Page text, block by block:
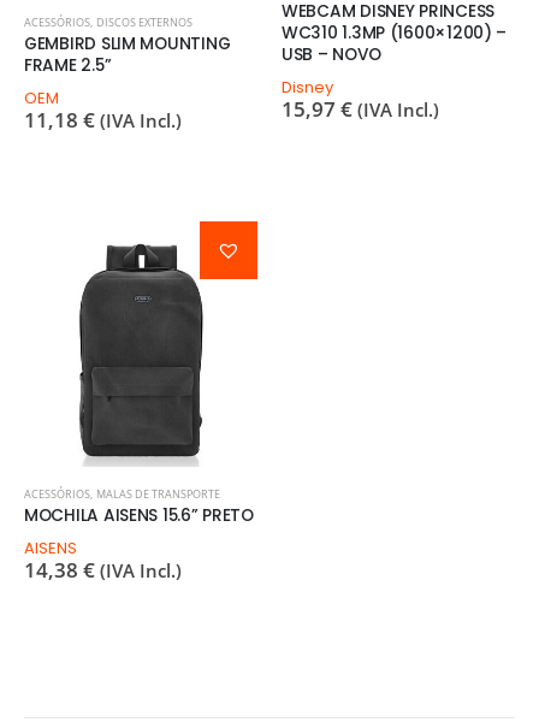
ACESSÓRIOS, DISCOS EXTERNOS
GEMBIRD SLIM MOUNTING
FRAME 2.5”
OEM
11,18 € (IVA Incl.)
WEBCAM DISNEY PRINCESS
WC310 1.3MP (1600×1200) –
USB – NOVO
Disney
15,97 € (IVA Incl.)
ACESSÓRIOS, MALAS DE TRANSPORTE
MOCHILA AISENS 15.6” PRETO
AISENS
14,38 € (IVA Incl.)